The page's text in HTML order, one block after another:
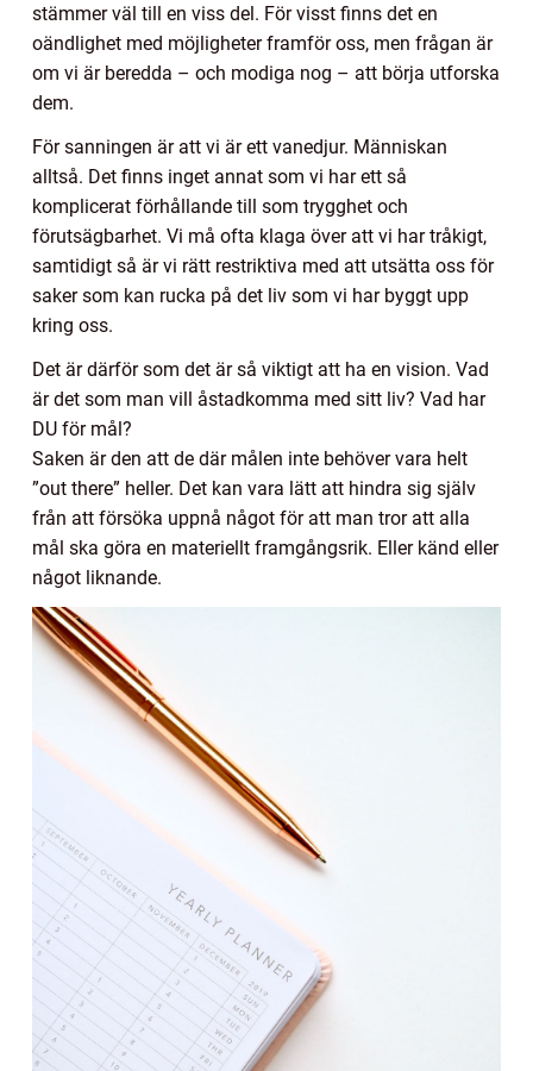
stämmer väl till en viss del. För visst finns det en
oändlighet med möjligheter framför oss, men frågan är
om vi är beredda – och modiga nog – att börja utforska
dem.
För sanningen är att vi är ett vanedjur. Människan
alltså. Det finns inget annat som vi har ett så
komplicerat förhållande till som trygghet och
förutsägbarhet. Vi må ofta klaga över att vi har tråkigt,
samtidigt så är vi rätt restriktiva med att utsätta oss för
saker som kan rucka på det liv som vi har byggt upp
kring oss.
Det är därför som det är så viktigt att ha en vision. Vad
är det som man vill åstadkomma med sitt liv? Vad har
DU för mål?
Saken är den att de där målen inte behöver vara helt
”out there” heller. Det kan vara lätt att hindra sig själv
från att försöka uppnå något för att man tror att alla
mål ska göra en materiellt framgångsrik. Eller känd eller
något liknande.